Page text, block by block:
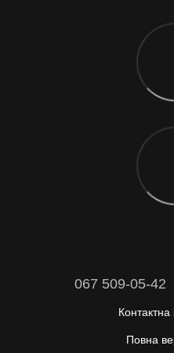
067 509-05-42
Повна